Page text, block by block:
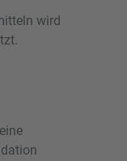
wird